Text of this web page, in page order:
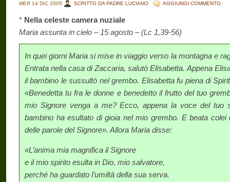
MER 14 DIC 2005 SCRITTO DA PADRE LUCIANO AGGIUNGI COMMENTO
* Nella celeste camera nuziale
Maria assunta in cielo – 15 agosto – (Lc 1,39-56)
In quei giorni Maria si mise in viaggio verso la montagna e
Entrata nella casa di Zaccaria, salutò Elisabetta. Appena
il bambino le sussultò nel grembo. Elisabetta fu piena di
«Benedetta tu fra le donne e benedetto il frutto del tuo
mio Signore venga a me? Ecco, appena la voce del tuo
bambino ha esultato di gioia nel mio grembo. E beata colei
delle parole del Signore». Allora Maria disse:
«L’anima mia magnifica il Signore
e il mio spirito esulta in Dio, mio salvatore,
perché ha guardato l’umiltà della sua serva.